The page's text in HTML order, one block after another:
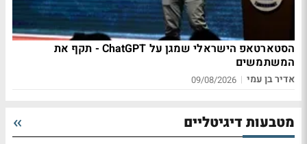
הסטארטאפ הישראלי שמגן על ChatGPT - תקף את
המשתמשים
אדיר בן עמי |
09/08/2026
מטבעות דיגיטליים